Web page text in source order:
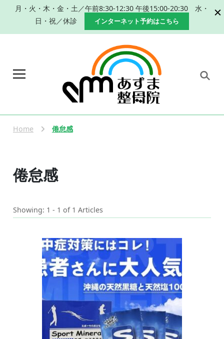
月・火・木・金・土／午前8:30-12:30 午後15:00-20:30 水・
日・祝／休診
インターネット予約はこちら
めの手技による整体、産後の骨盤矯正な
Home 倦怠感
倦怠感
Showing: 1 - 1 of 1 Articles